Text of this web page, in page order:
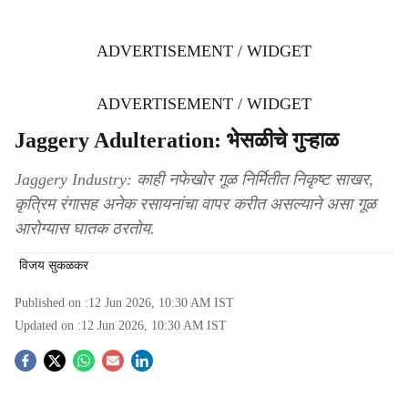
ADVERTISEMENT / WIDGET
ADVERTISEMENT / WIDGET
Jaggery Adulteration: भेसळीचे गुऱ्हाळ
Jaggery Industry: काही नफेखोर गूळ निर्मितीत निकृष्ट साखर,
कृत्रिम रंगासह अनेक रसायनांचा वापर करीत असल्याने असा गूळ
आरोग्यास घातक ठरतोय.
विजय सुकळकर
Published on :12 Jun 2026, 10:30 AM IST
Updated on :12 Jun 2026, 10:30 AM IST
S